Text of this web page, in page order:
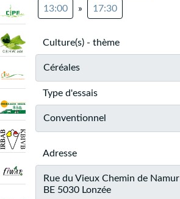
13:00 » 17:30
Culture(s) - thème
Céréales
Type d'essais
Conventionnel
Adresse
Rue du Vieux Chemin de Namur
BE 5030 Lonzée